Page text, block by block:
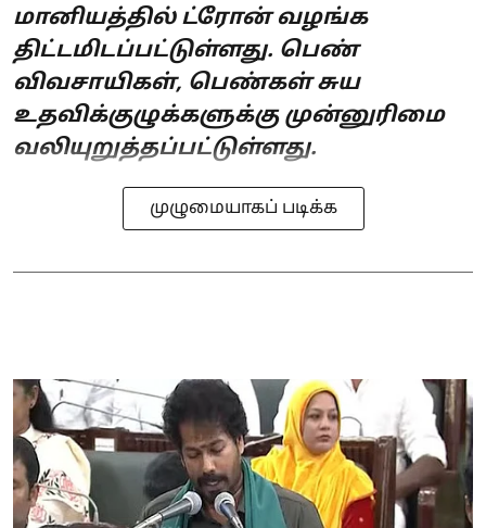
மானியத்தில் ட்ரோன் வழங்க
திட்டமிடப்பட்டுள்ளது. பெண்
விவசாயிகள், பெண்கள் சுய
உதவிக்குழுக்களுக்கு முன்னுரிமை
வலியுறுத்தப்பட்டுள்ளது.
முழுமையாகப் படிக்க